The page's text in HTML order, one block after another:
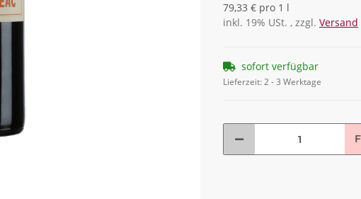
79,33 € pro 1 l
inkl. 19% USt. , zzgl. Versand
sofort verfügbar
Lieferzeit:2 - 3 Werktage